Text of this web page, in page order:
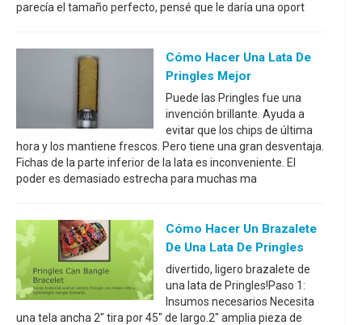
parecía el tamaño perfecto, pensé que le daría una oport
Cómo Hacer Una Lata De
Pringles Mejor
Puede las Pringles fue una
invención brillante. Ayuda a
evitar que los chips de última
hora y los mantiene frescos. Pero tiene una gran desventaja.
Fichas de la parte inferior de la lata es inconveniente. El
poder es demasiado estrecha para muchas ma
Cómo Hacer Un Brazalete
De Una Lata De Pringles
divertido, ligero brazalete de
una lata de Pringles!Paso 1:
Insumos necesarios Necesita
una tela ancha 2" tira por 45" de largo.2" amplia pieza de